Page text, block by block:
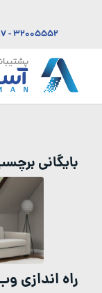
۳۲۰۰۵۵۵۲ - ۰۱۷
بایگانی
راه اندازی